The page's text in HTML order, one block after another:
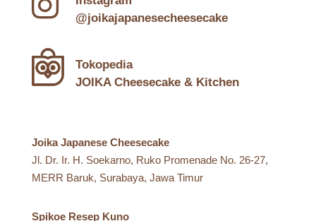
@joikajapanesecheesecake
Tokopedia
JOIKA Cheesecake & Kitchen
Joika Japanese Cheesecake
Jl. Dr. Ir. H. Soekarno, Ruko Promenade No. 26-27,
MERR Baruk, Surabaya, Jawa Timur
Spikoe Resep Kuno